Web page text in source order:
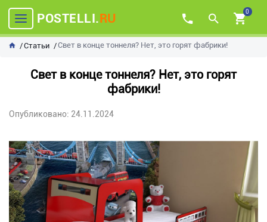
POSTELLI.RU 0
Статьи Свет в конце тоннеля? Нет, это горят фабрики!
Свет в конце тоннеля? Нет, это горят
фабрики!
Опубликовано: 24.11.2024